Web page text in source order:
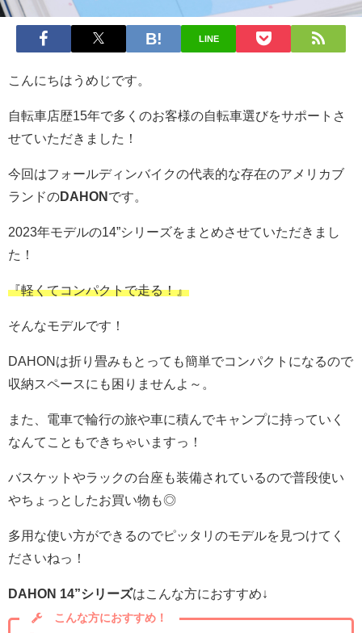
LINE
こんにちはうめじです。
自転車店歴15年で多くのお客様の自転車選びをサポートさ
せていただきました！
今回はフォールディンバイクの代表的な存在のアメリカブ
ランドのDAHON です。
2023年モデルの14”シリーズをまとめさせていただきまし
た！
『軽くてコンパクトで走る！』
そんなモデルです！
DAHONは折り畳みもとっても簡単でコンパクトになるので
収納スペースにも困りませんよ～。
また、電車で輪行の旅や車に積んでキャンプに持っていく
なんてこともできちゃいますっ！
バスケットやラックの台座も装備されているので普段使い
やちょっとしたお買い物も◎
多用な使い方ができるのでピッタリのモデルを見つけてく
ださいねっ！
DAHON 14”シリーズはこんな方におすすめ↓
こんな方におすすめ！